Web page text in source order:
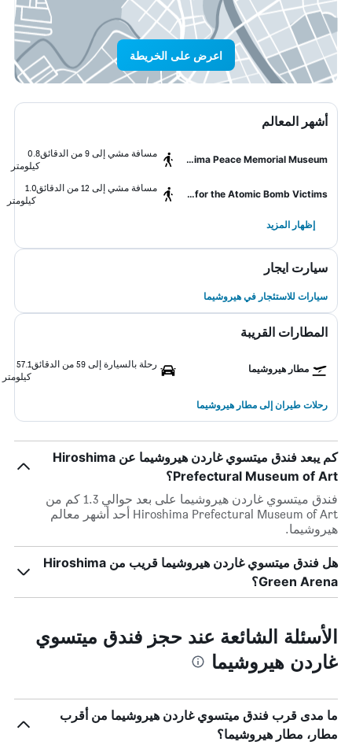
اعرض على الخريطة
أشهر المعالم
Hiroshima Peace Memorial Museum
مسافة مشي إلى 9 من الدقائق
0.8
كيلومتر
Hiroshima National Peace Memorial Hall for the Atomic Bomb Victims
مسافة مشي إلى 12 من الدقائق
1.0
كيلومتر
إظهار المزيد
سيارت ايجار
سيارات للاستئجار في هيروشيما
المطارات القريبة
مطار هيروشيما رحلة بالسيارة إلى 59 من الدقائق
57.1
كيلومتر
رحلات طيران إلى مطار هيروشيما
كم يبعد فندق ميتسوي غاردن هيروشيما عن Hiroshima
Prefectural Museum of Art؟
فندق ميتسوي غاردن هيروشيما على بعد حوالي 1.3 كم من
Hiroshima Prefectural Museum of Art أحد أشهر معالم
هيروشيما.
هل فندق ميتسوي غاردن هيروشيما قريب من Hiroshima
Green Arena؟
الأسئلة الشائعة عند حجز فندق ميتسوي
غاردن هيروشيما
ما مدى قرب فندق ميتسوي غاردن هيروشيما من أقرب
مطار، مطار هيروشيما؟